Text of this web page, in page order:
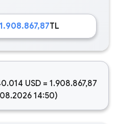
1.908.867,87TL
USD = 1.908.867,87
14:50)